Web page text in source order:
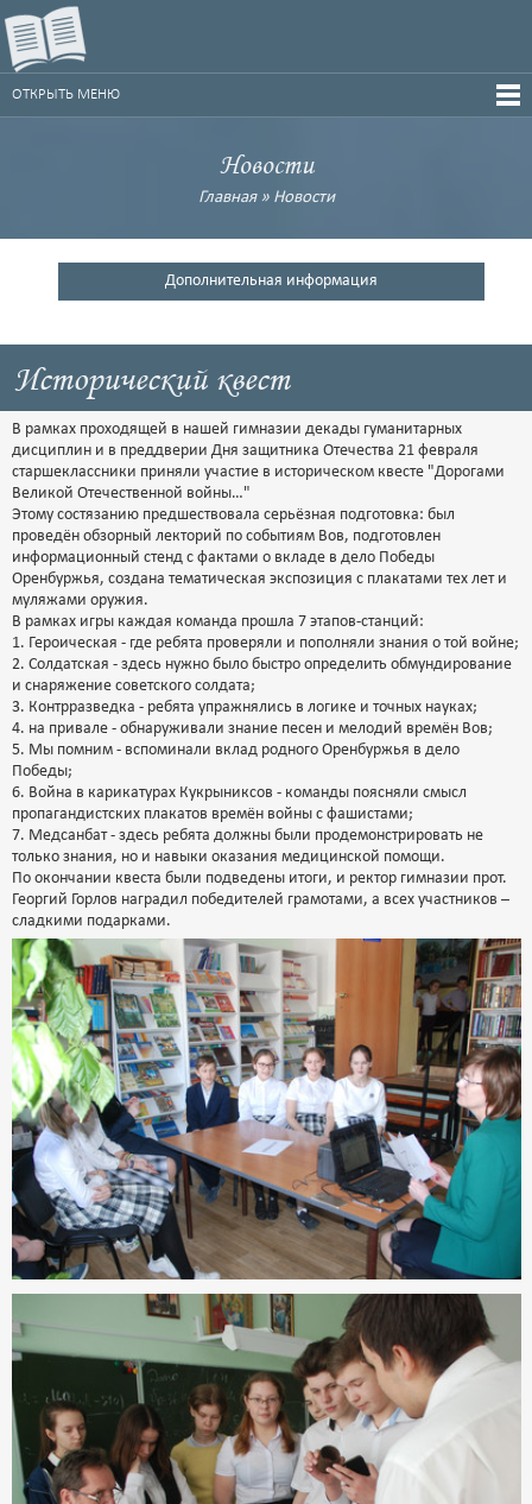
ОТКРЫТЬ МЕНЮ
Новости
Главная» Новости
Дополнительная информация
Исторический квест
В рамках проходящей в нашей гимназии декады гуманитарных
дисциплин и в преддверии Дня защитника Отечества 21 февраля
старшеклассники приняли участие в историческом квесте "Дорогами
Великой Отечественной войны…"
Этому состязанию предшествовала серьёзная подготовка: был
проведён обзорный лекторий по событиям Вов, подготовлен
информационный стенд с фактами о вкладе в дело Победы
Оренбуржья, создана тематическая экспозиция с плакатами тех лет и
муляжами оружия.
В рамках игры каждая команда прошла 7 этапов-станций:
1. Героическая - где ребята проверяли и пополняли знания о той войне;
2. Солдатская - здесь нужно было быстро определить обмундирование
и снаряжение советского солдата;
3. Контрразведка - ребята упражнялись в логике и точных науках;
4. на привале - обнаруживали знание песен и мелодий времён Вов;
5. Мы помним - вспоминали вклад родного Оренбуржья в дело
Победы;
6. Война в карикатурах Кукрыниксов - команды поясняли смысл
пропагандистских плакатов времён войны с фашистами;
7. Медсанбат - здесь ребята должны были продемонстрировать не
только знания, но и навыки оказания медицинской помощи.
По окончании квеста были подведены итоги, и ректор гимназии прот.
Георгий Горлов наградил победителей грамотами, а всех участников –
сладкими подарками.